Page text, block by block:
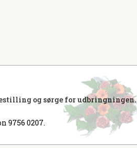
og sørge for udbringningen.
9756 0207.